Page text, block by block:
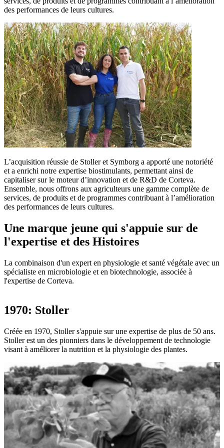
des performances de leurs cultures.
L’acquisition réussie de Stoller et Symborg a apporté une notoriété
et a enrichi notre expertise biostimulants, permettant ainsi de
capitaliser sur le moteur d’innovation et de R&D de Corteva.
Ensemble, nous offrons aux agriculteurs une gamme complète de
services, de produits et de programmes contribuant à l’amélioration
des performances de leurs cultures.
Une marque jeune qui s'appuie sur de
l'expertise et des Histoires
La combinaison d'un expert en physiologie et santé végétale avec un
spécialiste en microbiologie et en biotechnologie, associée à
l'expertise de Corteva.
1970: Stoller
Créée en 1970, Stoller s'appuie sur une expertise de plus de 50 ans.
Stoller est un des pionniers dans le développement de technologie
visant à améliorer la nutrition et la physiologie des plantes.